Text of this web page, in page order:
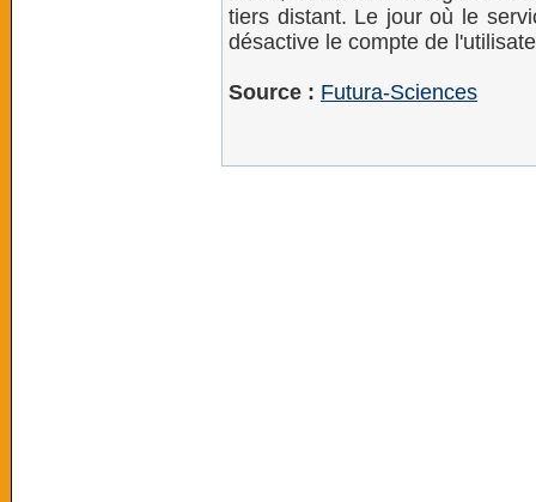
tiers distant. Le jour où le
désactive le compte de
Source : Futura-Sciences